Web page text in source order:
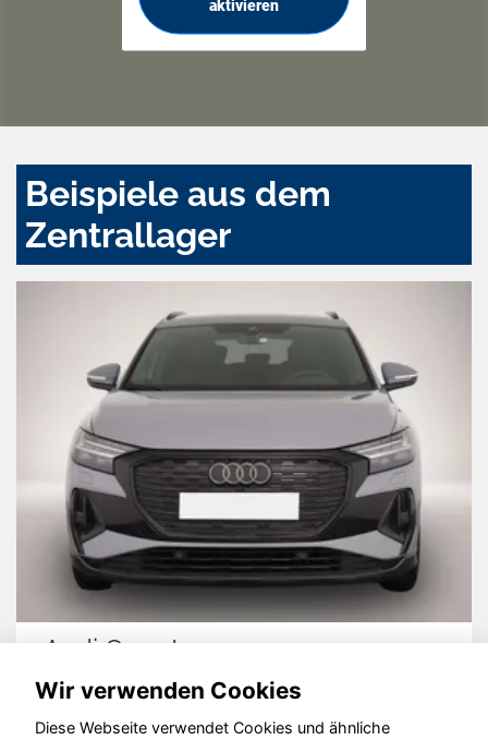
aktivieren
Beispiele aus dem
Zentrallager
Audi Q4 e-tron
Wir verwenden Cookies
Diese Webseite verwendet Cookies und ähnliche